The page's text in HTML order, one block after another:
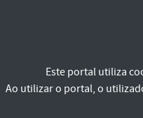
e Política de Privacidade
Este portal utiliza
Ao utilizar o portal, o